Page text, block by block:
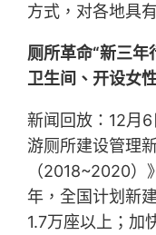
方式，对各地具
厕所革命“新三年
卫生间、开设女
新闻回放：12月
游厕所建设管理
（2018~2020
年，全国计划新
1.7万座以上；加